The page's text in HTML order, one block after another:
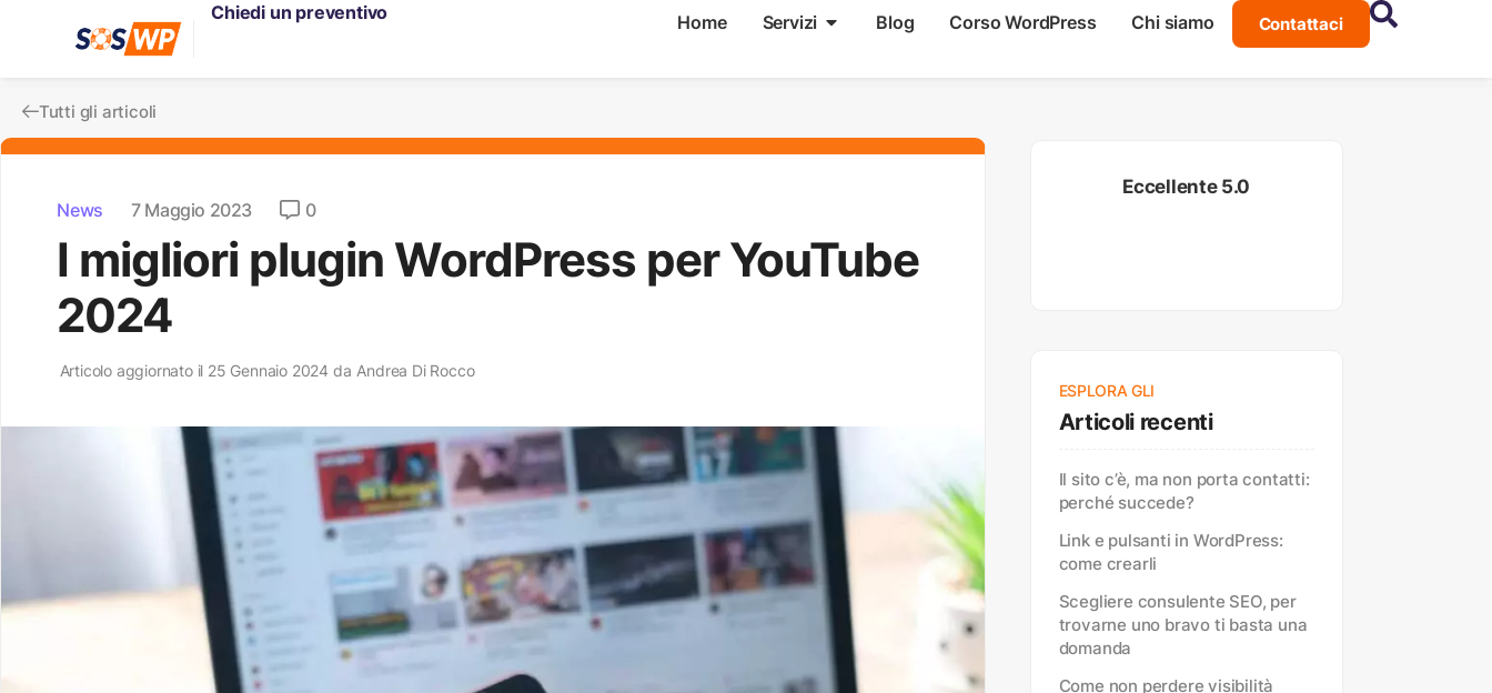
Home Servizi Blog Corso WordPress Chi siamo Contattaci
Chiedi un preventivo
Tutti gli articoli
News 7 Maggio 2023 0
I migliori plugin WordPress per YouTube
2024
Articolo aggiornato il 25 Gennaio 2024 da Andrea Di Rocco
Eccellente 5.0
ESPLORA GLI
Articoli recenti
Il sito c’è, ma non porta contatti:
perché succede?
Link e pulsanti in WordPress:
come crearli
Scegliere consulente SEO, per
trovarne uno bravo ti basta una
domanda
Come non perdere visibilità